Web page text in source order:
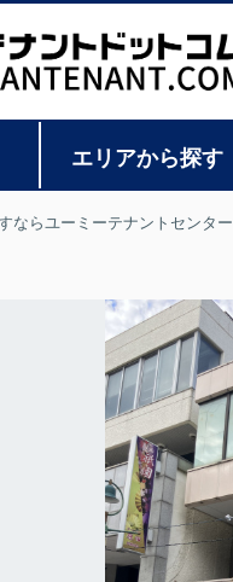
エリアから探す
ならユーミーテナントセンター